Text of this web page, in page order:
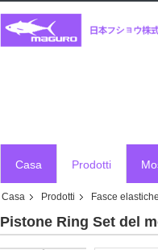
Casa Prodotti
Casa Prodotti Fasce
Pistone Ring Set del